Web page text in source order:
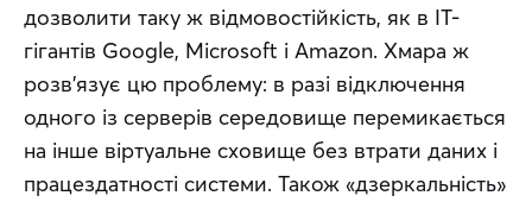
дозволити таку ж відмовостійкість, як в IT-
гігантів Google, Microsoft і Amazon. Хмара ж
розв’язує цю проблему: в разі відключення
одного із серверів середовище перемикається
на інше віртуальне сховище без втрати даних і
працездатності системи. Також «дзеркальність»